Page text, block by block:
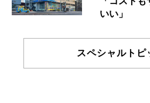
いい」
スペシャルトピ